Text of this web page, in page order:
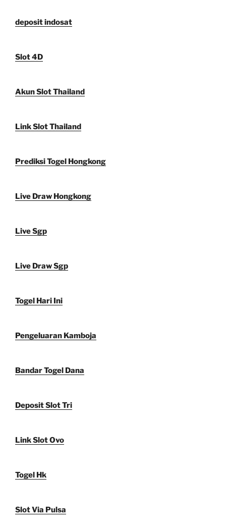
deposit indosat
Slot 4D
Akun Slot Thailand
Link Slot Thailand
Prediksi Togel Hongkong
Live Draw Hongkong
Live Sgp
Live Draw Sgp
Togel Hari Ini
Pengeluaran Kamboja
Bandar Togel Dana
Deposit Slot Tri
Link Slot Ovo
Togel Hk
Slot Via Pulsa